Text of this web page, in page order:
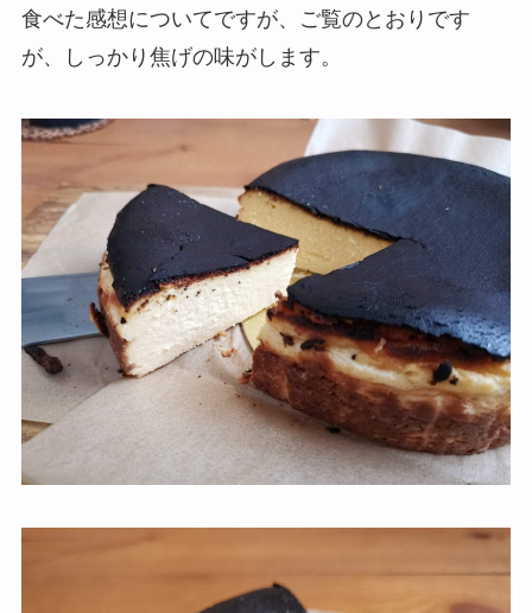
食べた感想についてですが、ご覧のとおりです
が、しっかり焦げの味がします。